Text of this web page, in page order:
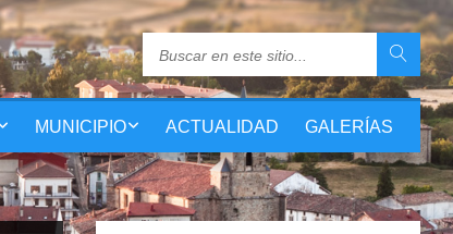
MUNICIPIO ACTUALIDAD GALERÍAS